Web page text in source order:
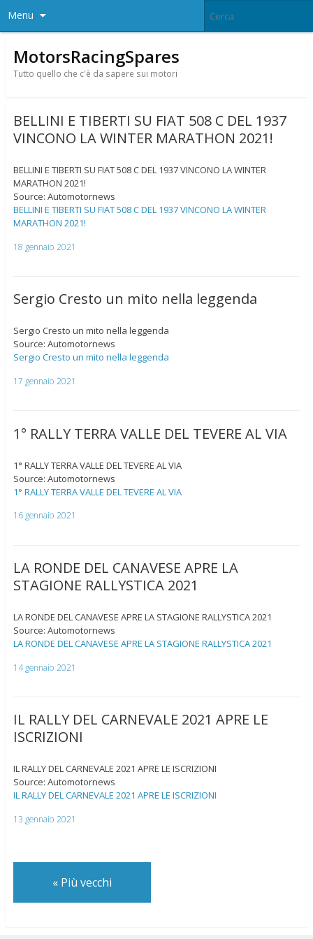
Menu
MotorsRacingSpares
Tutto quello che c'è da sapere sui motori
BELLINI E TIBERTI SU FIAT 508 C DEL 1937
VINCONO LA WINTER MARATHON 2021!
BELLINI E TIBERTI SU FIAT 508 C DEL 1937 VINCONO LA WINTER
MARATHON 2021!
Source: Automotornews
BELLINI E TIBERTI SU FIAT 508 C DEL 1937 VINCONO LA WINTER
MARATHON 2021!
18 gennaio 2021
Sergio Cresto un mito nella leggenda
Sergio Cresto un mito nella leggenda
Source: Automotornews
Sergio Cresto un mito nella leggenda
17 gennaio 2021
1° RALLY TERRA VALLE DEL TEVERE AL VIA
1° RALLY TERRA VALLE DEL TEVERE AL VIA
Source: Automotornews
1° RALLY TERRA VALLE DEL TEVERE AL VIA
16 gennaio 2021
LA RONDE DEL CANAVESE APRE LA
STAGIONE RALLYSTICA 2021
LA RONDE DEL CANAVESE APRE LA STAGIONE RALLYSTICA 2021
Source: Automotornews
LA RONDE DEL CANAVESE APRE LA STAGIONE RALLYSTICA 2021
14 gennaio 2021
IL RALLY DEL CARNEVALE 2021 APRE LE
ISCRIZIONI
IL RALLY DEL CARNEVALE 2021 APRE LE ISCRIZIONI
Source: Automotornews
IL RALLY DEL CARNEVALE 2021 APRE LE ISCRIZIONI
13 gennaio 2021
«Più vecchi